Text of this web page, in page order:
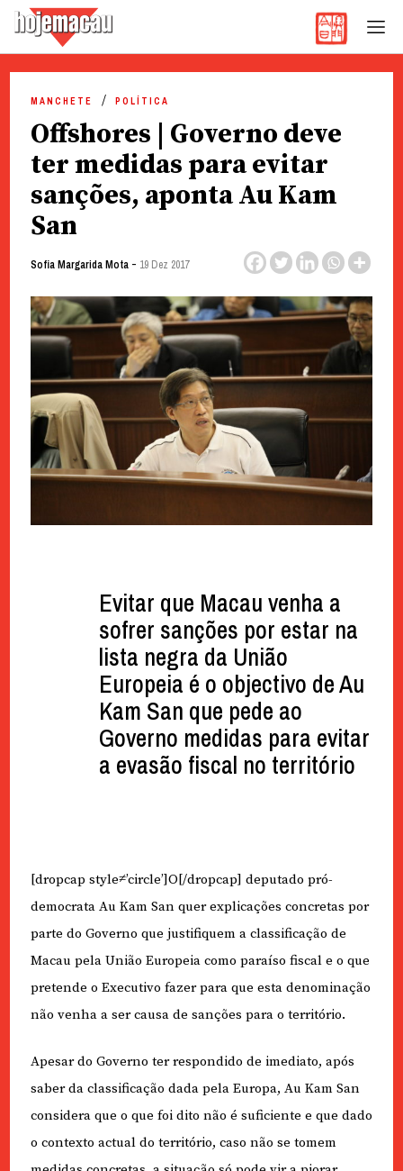
content
MANCHETE POLÍTICA
Offshores | Governo deve
ter medidas para evitar
sanções, aponta Au Kam
San
Sofia Margarida Mota- 19 Dez 2017
Evitar que Macau venha a
sofrer sanções por estar na
lista negra da União
Europeia é o objectivo de Au
Kam San que pede ao
Governo medidas para evitar
a evasão fiscal no território
[dropcap style≠’circle’]O[/dropcap] deputado pró-
democrata Au Kam San quer explicações concretas por
parte do Governo que justifiquem a classificação de
Macau pela União Europeia como paraíso fiscal e o que
pretende o Executivo fazer para que esta denominação
não venha a ser causa de sanções para o território.
Apesar do Governo ter respondido de imediato, após
saber da classificação dada pela Europa, Au Kam San
considera que o que foi dito não é suficiente e que dado
o contexto actual do território, caso não se tomem